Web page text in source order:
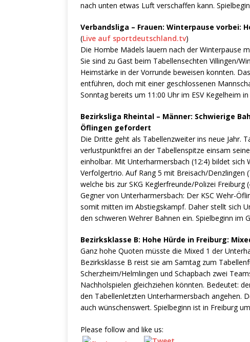
nach unten etwas Luft verschaffen kann.
Verbandsliga – Frauen: Winterpause vorbei:
(Live auf sportdeutschland.tv)
Die Hombe Mädels lauern nach der Winterpause
Sie sind zu Gast beim Tabellensechten Villingen/
Heimstärke in der Vorrunde beweisen konnten.
entführen, doch mit einer geschlossenen
Sonntag bereits um 11:00 Uhr im ESV Kegelheim in
Bezirksliga Rheintal – Männer: Schwierige
Öflingen gefordert
Die Dritte geht als Tabellenzweiter ins neue Jahr.
verlustpunktfrei an der Tabellenspitze einsam
einholbar. Mit Unterharmersbach (12:4) bildet sich
Verfolgertrio. Auf Rang 5 mit Breisach/Denzlingen
welche bis zur SKG Keglerfreunde/Polizei
Gegner von Unterharmersbach: Der KSC Wehr-
somit mitten im Abstiegskampf. Daher stellt sich
den schweren Wehrer Bahnen ein. Spielbeginn im
Bezirksklasse B: Hohe Hürde in Freiburg:
Ganz hohe Quoten müsste die Mixed 1 der
Bezirksklasse B reist sie am Samtag zum
Scherzheim/Helmlingen und Schapbach zwei
Nachholspielen gleichziehen könnten. Bedeutet:
den Tabellenletzten Unterharmersbach angehen.
auch wünschenswert. Spielbeginn ist in Freiburg
Please follow and like us: